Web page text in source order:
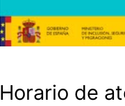
Horario de